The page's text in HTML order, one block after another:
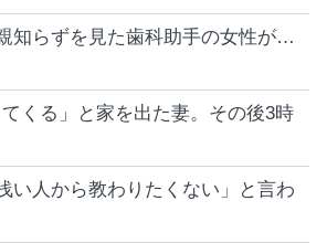
知らずを見た歯科助手の女性が…
くる」と家を出た妻。その後3時
い人から教わりたくない」と言わ